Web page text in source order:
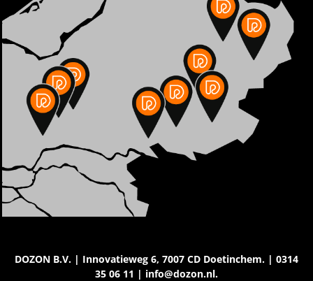
DOZON B.V. | Innovatieweg 6, 7007 CD Doetinchem. | 0314
35 06 11 | info@dozon.nl.